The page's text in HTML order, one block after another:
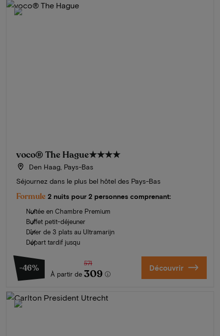
voco® The Hague★★★★
Den Haag, Pays-Bas
Séjournez dans le plus bel hôtel des Pays-Bas
Formule 2 nuits pour 2 personnes comprenant:
Nuitée en Chambre Premium
Buffet petit-déjeuner
Dîner de 3 plats au Ultramarijn
Départ tardif jusqu
-46%
À partir de
571
309 Découvrir